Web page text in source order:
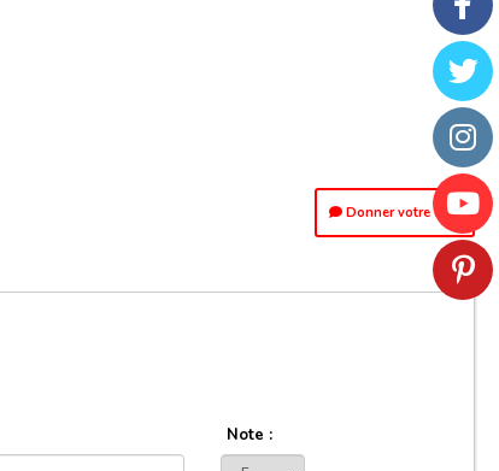
Donner votre avis
Note :